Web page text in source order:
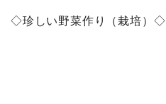
◇珍しい野菜作り（栽培）◇